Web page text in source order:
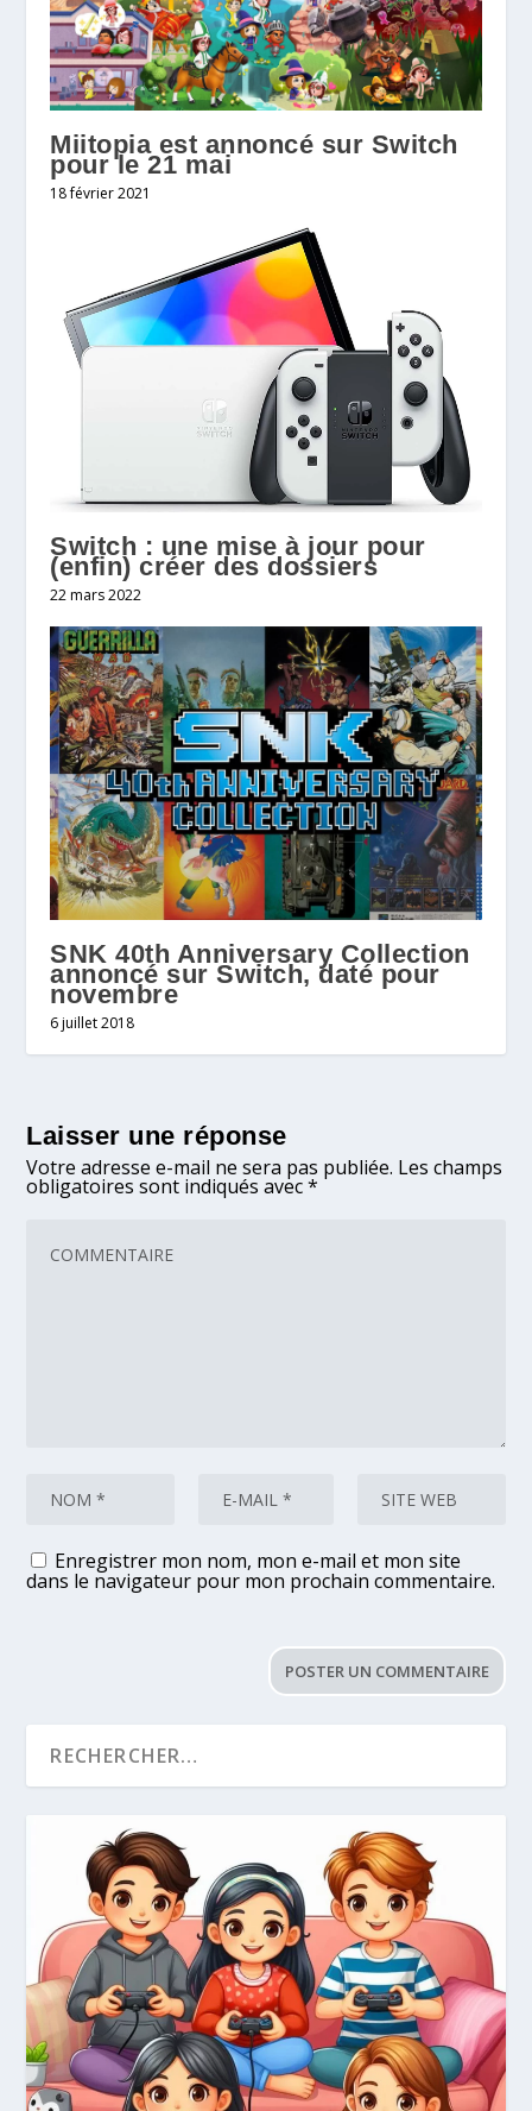
Miitopia est annoncé sur Switch
pour le 21 mai
18 février 2021
Switch : une mise à jour pour
(enfin) créer des dossiers
22 mars 2022
SNK 40th Anniversary Collection
annoncé sur Switch, daté pour
novembre
6 juillet 2018
Laisser une réponse
Votre adresse e-mail ne sera pas publiée. Les champs
obligatoires sont indiqués avec*
Enregistrer mon nom, mon e-mail et mon site
dans le navigateur pour mon prochain commentaire.